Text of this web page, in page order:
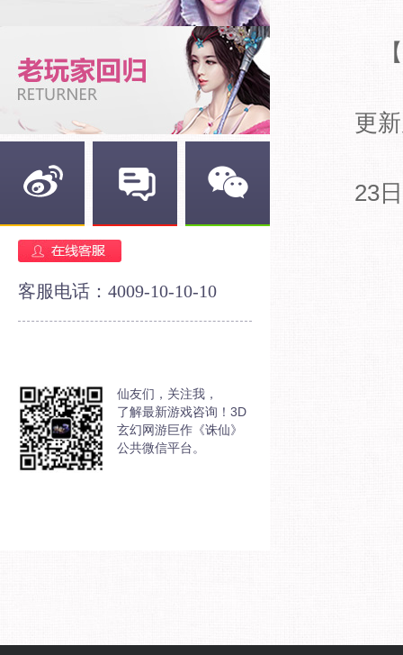
客服电话：4009-10-10-10
仙友们，关注我，
了解最新游戏咨询！3D
玄幻网游巨作《诛仙》
公共微信平台。
更
23